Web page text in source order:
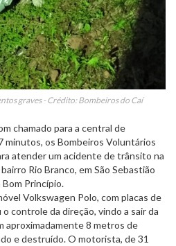
graves - Crédito: Bombeiros do Caí
chamado para a central de
minutos, os Bombeiros Voluntários
atender um acidente de trânsito na
Rio Branco, em São Sebastião
Bom Princípio.
Volkswagen Polo, com placas de
controle da direção, vindo a sair da
aproximadamente 8 metros de
e destruído. O motorista, de 31